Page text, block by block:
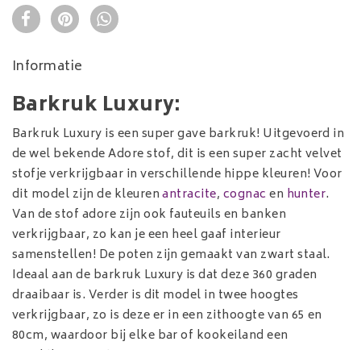
Informatie
Barkruk Luxury:
Barkruk Luxury is een super gave barkruk! Uitgevoerd in
de wel bekende Adore stof, dit is een super zacht velvet
stofje verkrijgbaar in verschillende hippe kleuren! Voor
dit model zijn de kleurenantracite, cognacen hunter.
Van de stof adore zijn ook fauteuils en banken
verkrijgbaar, zo kan je een heel gaaf interieur
samenstellen! De poten zijn gemaakt van zwart staal.
Ideaal aan de barkruk Luxury is dat deze 360 graden
draaibaar is. Verder is dit model in twee hoogtes
verkrijgbaar, zo is deze er in een zithoogte van 65 en
80cm, waardoor bij elke bar of kookeiland een